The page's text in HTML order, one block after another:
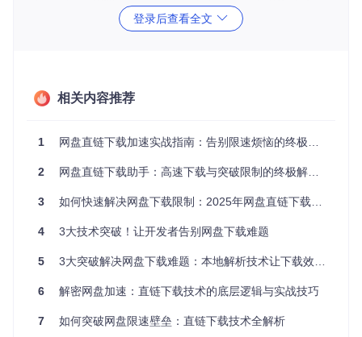
持
夸克网
移动云
运营商网络优
验
盘
85% 最新接口适配 动态参数调整
登录后查看全文
相关内容推荐
1 网盘直链下载加速实战指南：告别限速烦恼的终极解决方案
2 网盘直链下载助手：高速下载与突破限制的终极解决方案
3 如何快速解决网盘下载限制：2025年网盘直链下载助手终极指南
4 3大技术突破！让开发者告别网盘下载难题
5 3大突破解决网盘下载难题：本地解析技术让下载效率提升300%
6 解密网盘加速：直链下载技术的底层逻辑与实战技巧
7 如何突破网盘限速壁垒：直链下载技术全解析